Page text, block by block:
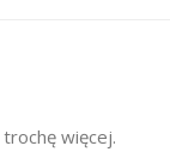
więcej.